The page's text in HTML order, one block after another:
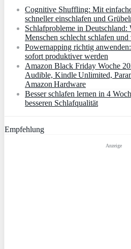
Cognitive Shuffling: Mit
schneller einschlafen und
Schlafprobleme in Deutschland:
Menschen schlecht schlafen
Powernapping richtig
sofort produktiver werden
Amazon Black Friday Woche
Audible, Kindle Unlimited,
Amazon Hardware
Besser schlafen lernen in 4
besseren Schlafqualität
Empfehlung
Anzeige